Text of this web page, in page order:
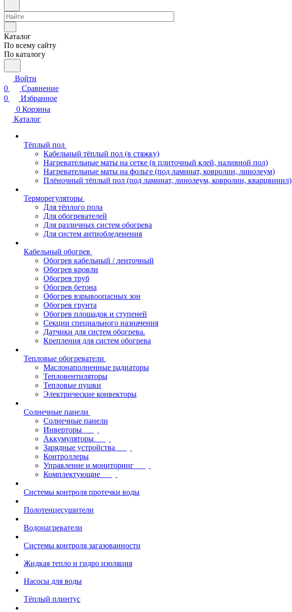
Каталог
По всему сайту
По каталогу
Войти
0
Сравнение
0
Избранное
0 Корзина
Каталог
Тёплый пол
Кабельный тёплый пол (в стяжку)
Нагревательные маты на сетке (в плиточный клей, наливной пол)
Нагревательные маты на фольге (под ламинат, ковролин, линолеум)
Плёночный тёплый пол (под ламинат, линолеум, ковролин, кварцвинил)
Терморегуляторы
Для тёплого пола
Для обогревателей
Для различных систем обогрева
Для систем антиобледенения
Кабельный обогрев
Обогрев кабельный / ленточный
Обогрев кровли
Обогрев труб
Обогрев бетона
Обогрев взрывоопасных зон
Обогрев грунта
Обогрев площадок и ступеней
Секции специального назначения
Датчики для систем обогрева.
Крепления для систем обогрева
Тепловые обогреватели
Маслонаполненные радиаторы
Тепловентиляторы
Тепловые пушки
Электрические конвекторы
Солнечные панели
Солнечные панели
Инверторы
Аккумуляторы
Зарядные устройства
Контроллеры
Управление и мониторинг
Комплектующие
Системы контроля протечки воды
Полотенцесушители
Водонагреватели
Системы контроля загазованности
Жидкая тепло и гидро изоляция
Насосы для воды
Тёплый плинтус